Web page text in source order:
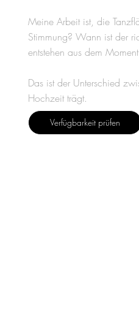
Meine Arbeit ist, die
Stimmung? Wann ist der
entstehen aus dem
Das ist der Unterschied
Hochzeit trägt.
Verfügbarkeit prüfen